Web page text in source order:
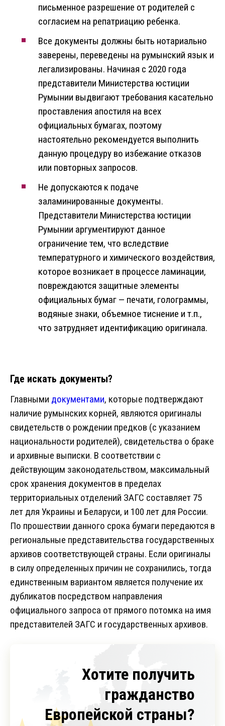
письменное разрешение от родителей с
согласием на репатриацию ребенка.
Все документы должны быть нотариально
заверены, переведены на румынский язык и
легализированы. Начиная с 2020 года
представители Министерства юстиции
Румынии выдвигают требования касательно
проставления апостиля на всех
официальных бумагах, поэтому
настоятельно рекомендуется выполнить
данную процедуру во избежание отказов
или повторных запросов.
Не допускаются к подаче
заламинированные документы.
Представители Министерства юстиции
Румынии аргументируют данное
ограничение тем, что вследствие
температурного и химического воздействия,
которое возникает в процессе ламинации,
повреждаются защитные элементы
официальных бумаг — печати, голограммы,
водяные знаки, объемное тиснение и т.п.,
что затрудняет идентификацию оригинала.
Где искать документы?
Главными документами, которые подтверждают
наличие румынских корней, являются оригиналы
свидетельств о рождении предков (с указанием
национальности родителей), свидетельства о браке
и архивные выписки. В соответствии с
действующим законодательством, максимальный
срок хранения документов в пределах
территориальных отделений ЗАГС составляет 75
лет для Украины и Беларуси, и 100 лет для России.
По прошествии данного срока бумаги передаются в
региональные представительства государственных
архивов соответствующей страны. Если оригиналы
в силу определенных причин не сохранились, тогда
единственным вариантом является получение их
дубликатов посредством направления
официального запроса от прямого потомка на имя
представителей ЗАГС и государственных архивов.
Хотите получить
гражданство
Европейской страны?